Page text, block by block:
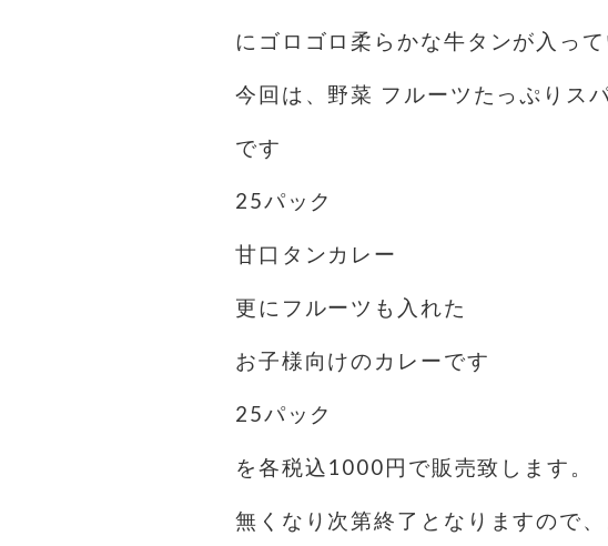
にゴロゴロ柔らかな牛タンが入っ
今回は、野菜 フルーツたっぷり️ス
です
25パック
甘口タンカレー
更にフルーツも入れた
お子様向けのカレーです
25パック
を各税込1000円で販売致します。
無くなり次第終了となりますので